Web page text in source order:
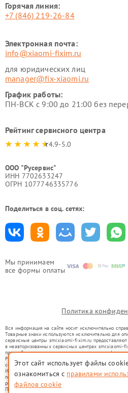
Мы принимаем
все формы оплаты
Горячая линия:
+7 (846) 219-26-84
Электронная почта:
info@xiaomi-fixim.ru
для юридических лиц
manager@fix-xiaomi.ru
График работы:
ПН-ВСК с 9:00 до 21:00 без
Рейтинг сервисного центра
4.9-5.0
ООО "Русервис"
ИНН 7702633247
ОГРН 1077746335776
Поделиться в соц. сетях:
Политика
Вся информация на сайте носит исключительно
Товарные знаки используются исключительно для
сервисные центры smr.xiaomi-fixim.ru предоставляют
в неавторизованных сервисных центрах smr.xiaomi-
правообладателями товарных знаков или их
Ремонт осуществляется для устройств, уже
со статьей 1487 ГК РФ.
Использование товарных знаков не преследует
потребителей в заблуждение, а служит для
ремонту техники указанных брендов.
Представленная на сайте информация не является
Этот сайт использует файлы
ознакомиться с правилами
файлов cookie